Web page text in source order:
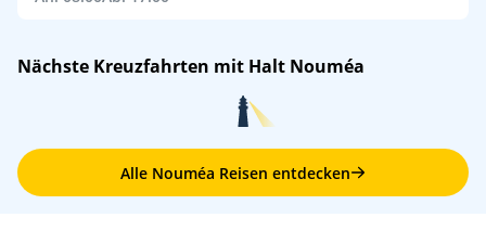
Nächste Kreuzfahrten mit Halt Nouméa
Alle Nouméa Reisen entdecken